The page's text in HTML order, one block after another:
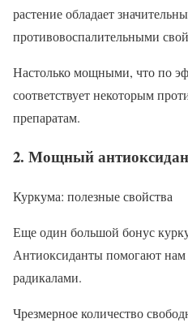
растение обладает
противовоспалительными
Настолько мощными, что по
соответствует некоторым
препаратам.
2. Мощный
Куркума: полезные свойства
Еще один большой бонус
Антиоксиданты помогают нам
радикалами.
Чрезмерное количество